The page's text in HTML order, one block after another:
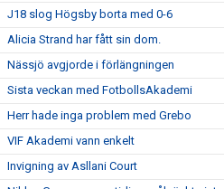
J18 slog Högsby borta med 0-6
Alicia Strand har fått sin dom.
Nässjö avgjorde i förlängningen
Sista veckan med FotbollsAkademi
Herr hade inga problem med Grebo
VIF Akademi vann enkelt
Invigning av Asllani Court